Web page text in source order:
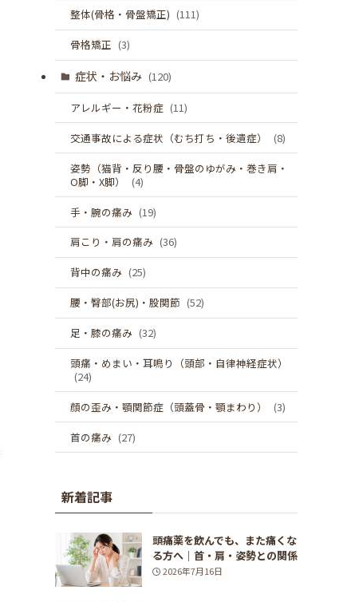
整体(骨格・骨盤矯正) (111)
骨格矯正 (3)
症状・お悩み (120)
アレルギー・花粉症 (11)
交通事故による症状（むち打ち・後遺症）
(8)
姿勢（猫背・反り腰・骨盤のゆがみ・巻き肩・
O脚・X脚）
(4)
手・腕の痛み (19)
肩こり・肩の痛み (36)
背中の痛み (25)
腰・臀部(お尻)・股関節 (52)
足・膝の痛み (32)
頭痛・めまい・耳鳴り（頭部・自律神経症状）
(24)
顔の歪み・顎関節症（頭蓋骨・顎まわり）
(3)
首の痛み (27)
新着記事
頭痛薬を飲んでも、また痛くな
る方へ｜首・肩・姿勢との関係
2026年7月16日